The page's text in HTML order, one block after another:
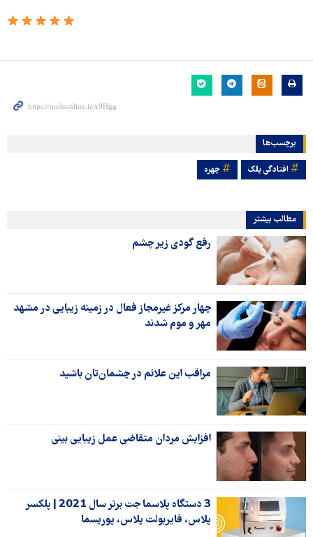
برچسب‌ها
افتادگی پلک چهره
مطالب بیشتر
رفع گودی زیر چشم
چهار مرکز غیرمجاز فعال در زمینه زیبایی در مشهد
مهر و موم شدند
مراقب این علائم در چشمان‌تان باشید
افزایش مردان متقاضی عمل زیبایی بینی
3 دستگاه پلاسما جت برتر سال 2021 | پلکسر
پلاس، فایربولت پلاس، پوریسما